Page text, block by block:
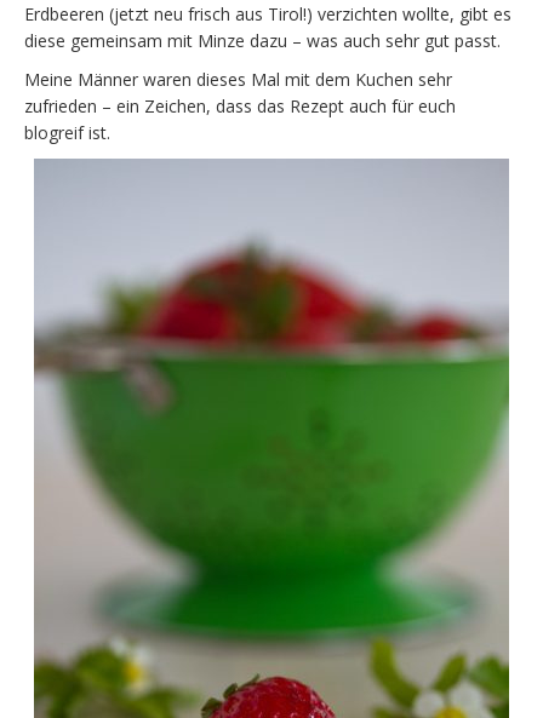
Erdbeeren (jetzt neu frisch aus Tirol!) verzichten wollte, gibt es
diese gemeinsam mit Minze dazu – was auch sehr gut passt.
Meine Männer waren dieses Mal mit dem Kuchen sehr
zufrieden – ein Zeichen, dass das Rezept auch für euch
blogreif ist.